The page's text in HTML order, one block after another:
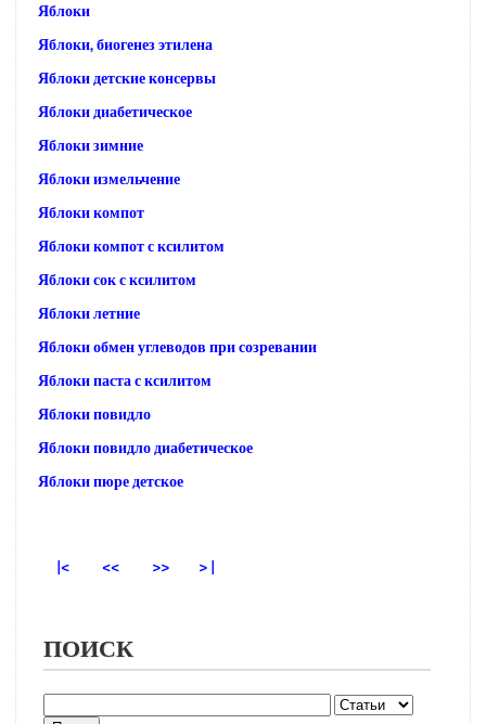
Яблоки
Яблоки, биогенез этилена
Яблоки детские консервы
Яблоки диабетическое
Яблоки зимние
Яблоки измельчение
Яблоки компот
Яблоки компот с ксилитом
Яблоки сок с ксилитом
Яблоки летние
Яблоки обмен углеводов при созревании
Яблоки паста с ксилитом
Яблоки повидло
Яблоки повидло диабетическое
Яблоки пюре детское
|< << >> > |
ПОИСК